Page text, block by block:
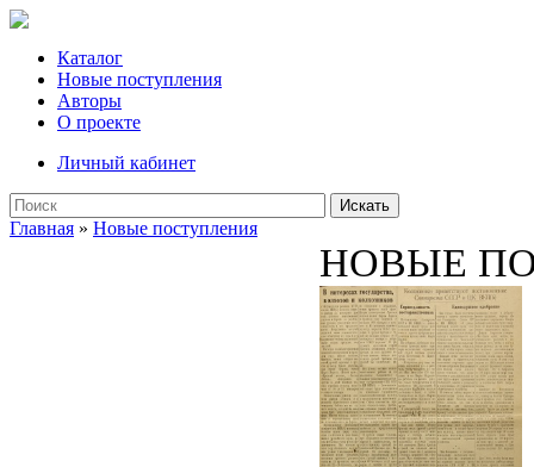
Каталог
Новые поступления
Авторы
О проекте
Личный кабинет
Искать
Главная » Новые поступления
НОВЫЕ